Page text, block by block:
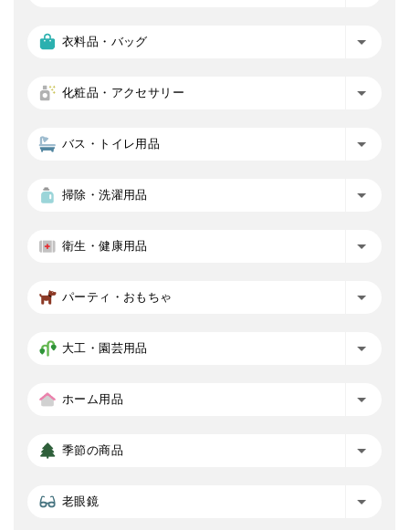
衣料品・バッグ
化粧品・アクセサリー
バス・トイレ用品
掃除・洗濯用品
衛生・健康用品
パーティ・おもちゃ
大工・園芸用品
ホーム用品
季節の商品
老眼鏡